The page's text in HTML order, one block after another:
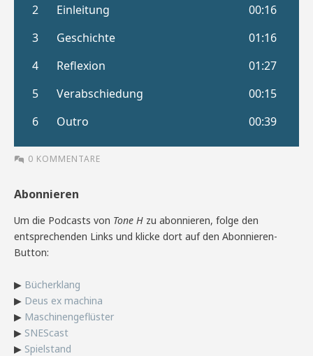
0 KOMMENTARE
Abonnieren
Um die Podcasts von Tone H zu abonnieren, folge den
entsprechenden Links und klicke dort auf den Abonnieren-
Button:
▶ Bücherklang
▶ Deus ex machina
▶ Maschinengeflüster
▶ SNEScast
▶ Spielstand